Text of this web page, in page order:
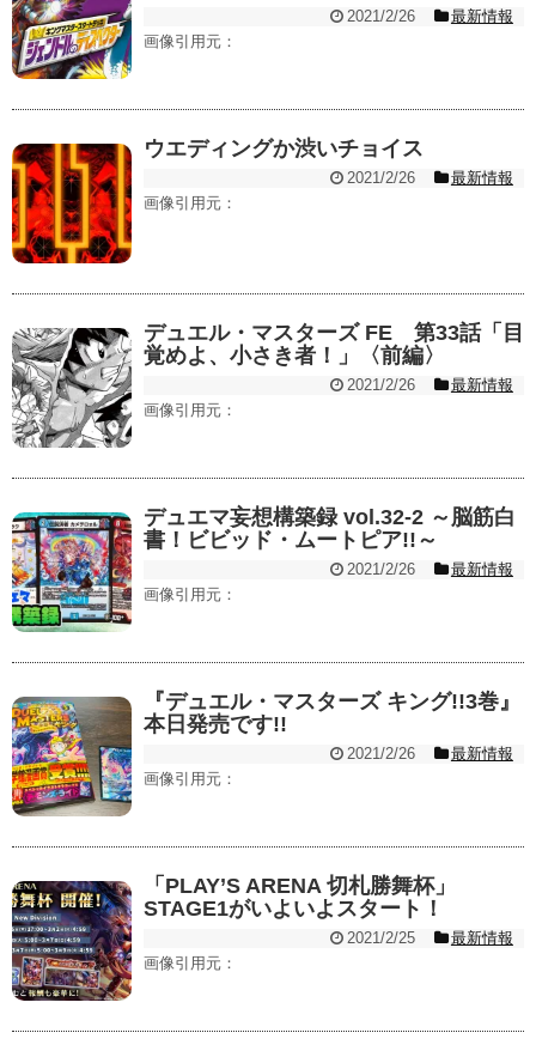
2021/2/26
最新情報
画像引用元：
ウエディングか渋いチョイス
2021/2/26
最新情報
画像引用元：
デュエル・マスターズ FE 第33話「目
覚めよ、小さき者！」〈前編〉
2021/2/26
最新情報
画像引用元：
デュエマ妄想構築録 vol.32-2 ～脳筋白
書！ビビッド・ムートピア!!～
2021/2/26
最新情報
画像引用元：
『デュエル・マスターズ キング!!3巻』
本日発売です!!
2021/2/26
最新情報
画像引用元：
「PLAY’S ARENA 切札勝舞杯」
STAGE1がいよいよスタート！
2021/2/25
最新情報
画像引用元：